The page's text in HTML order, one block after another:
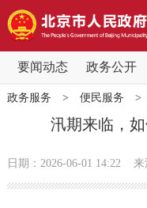
要闻动态 政务公开
要闻动态
党中央精神
政务服务 > 便民服务 >
汛期来临，
日期：2026-06-01 14:22